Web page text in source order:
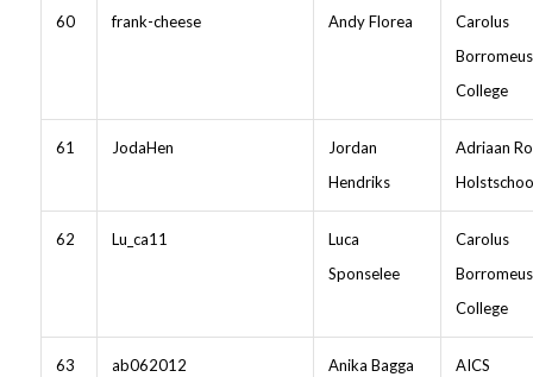
60 frank-cheese Andy Florea
Carolus
Borromeus
College
61 JodaHen
Jordan
Hendriks
Adriaan
62 Lu_ca11
Luca
Sponselee
Carolus
Borromeus
College
63 ab062012 Anika Bagga AICS